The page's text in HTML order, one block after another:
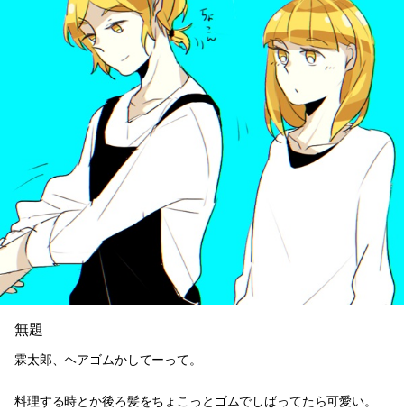
無題
霖太郎、ヘアゴムかしてーって。
料理する時とか後ろ髪をちょこっとゴムでしばってたら可愛い。